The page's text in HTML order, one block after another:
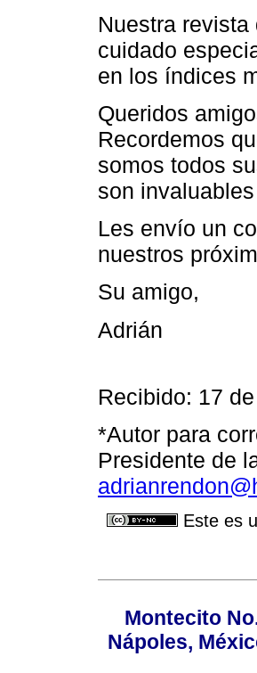
Nuestra
cuidado
en los índices
Queridos
Recordemos
somos todos
son
Les envío un
nuestros
Su amigo,
Adrián
Recibido: 17
*Autor para
Presidente de
Este es
Montecito
Nápoles,